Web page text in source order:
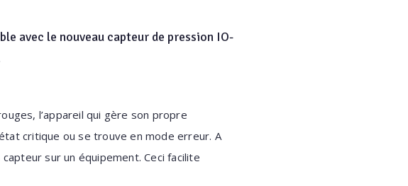
avec le nouveau capteur de pression IO-
l’appareil qui gère son propre
critique ou se trouve en mode erreur. A
sur un équipement. Ceci facilite